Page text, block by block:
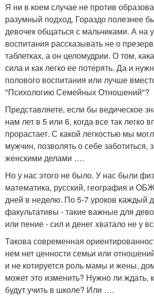
Я ни в коем случае не против
разумный подход. Гораздо полезнее
девочек общаться с мальчиками. А на
воспитания рассказывать не о
таблетках, а он целомудрии. О том,
сила и как легко ее потерять. Да и
полового воспитания или лучше
"Психологию Семейных Отношений"?
Представляете, если бы ведическое
нам лет в 5 или 6, когда все так легко
прорастает. С какой легкостью мы
мужчин, позволять о себе заботиться,
женскими делами ….
Но у нас этого не было. У нас были
математика, русский, география и
дней в неделю. По 5-7 уроков каждый
факультативы - такие важные для
или пение - сил и денег хватало не у
Такова современная
нем нет ценности семьи или
и не котируется роль мамы и жены,
может это изменить? Нужно ли ждать,
будут учить в школе? Или ….